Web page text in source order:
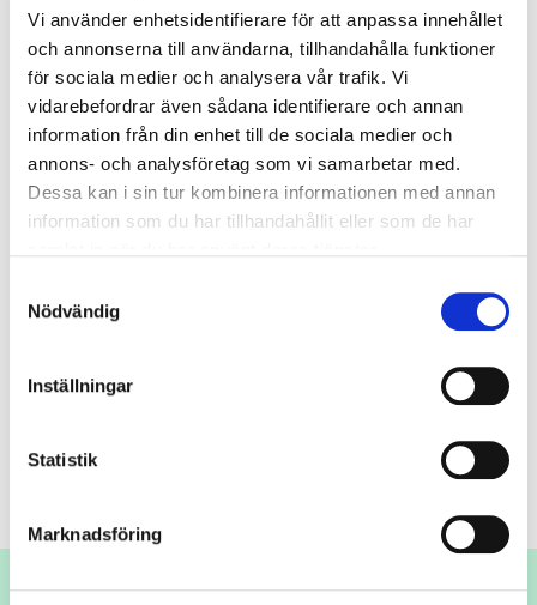
Vi använder enhetsidentifierare för att anpassa innehållet
och annonserna till användarna, tillhandahålla funktioner
för sociala medier och analysera vår trafik. Vi
vidarebefordrar även sådana identifierare och annan
information från din enhet till de sociala medier och
annons- och analysföretag som vi samarbetar med.
Dessa kan i sin tur kombinera informationen med annan
information som du har tillhandahållit eller som de har
Nödvändig
Inställningar
Statistik
Marknadsföring
kopparpannorna och här flödar både det goda ölet och
kreativiteten. Här bryggs i bryggmästare Johan
Spendrups regi kända kvalitétsöl som Wisby Klosteröl,
Wisby Weisse och Wisby Pils. Öl som […]
Matlagning i Helge And med
företaget
mat med oss i Visbys häftigaste lokal! Vi samarbetar
smakupplevelse över öppen eld. Platsen är Helge And,
en medeltida kyrkoruin i tre plan – med storslagen utsikt
önskemål, men om […]